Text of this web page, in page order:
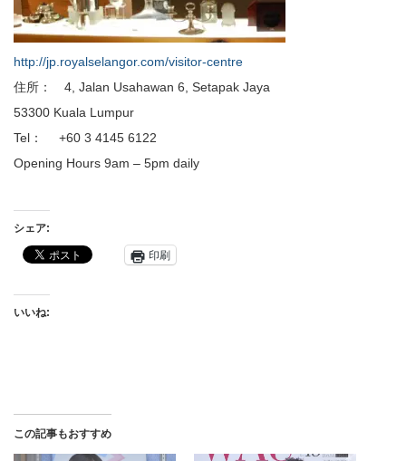
http://jp.royalselangor.com/visitor-centre
住所： 4, Jalan Usahawan 6, Setapak Jaya
53300 Kuala Lumpur
Tel： +60 3 4145 6122
Opening Hours 9am – 5pm daily
シェア:
印刷
いいね:
この記事もおすすめ